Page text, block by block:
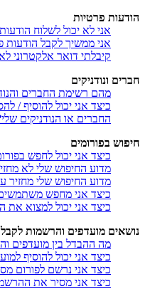
הודעות פרטיות
אני לא יכול לשלוח
אני ממשיך לקבל הודעות
קיבלתי דואר אלקטרוני
חברים ונודניקים
מהם רשימת החברים
כיצד אני יכול להוסיף /
החברים או הנודניקים
חיפוש בפורומים
כיצד אני יכול לחפש
מדוע החיפוש שלי לא
מדוע החיפוש שלי מחזיר
כיצד אני מחפש
כיצד אני יכול למצוא את
נושאים מועדפים והרשמות
מה ההבדל בין מועדפים
כיצד אני יכול להוסיף
כיצד אני נרשם לפורום
כיצד אני מסיר את